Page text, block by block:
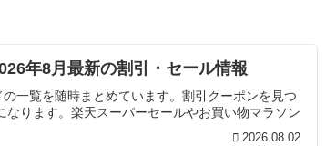
年8月最新の割引・セール情報
一覧を随時まとめています。割引クーポンを見つ
ります。楽天スーパーセールやお買い物マラソン
2026.08.02